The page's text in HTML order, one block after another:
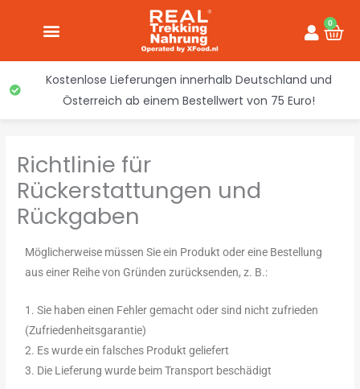
0
Kostenlose Lieferungen innerhalb Deutschland und
Österreich ab einem Bestellwert von 75 Euro!
Richtlinie für
Rückerstattungen und
Rückgaben
Möglicherweise müssen Sie ein Produkt oder eine Bestellung
aus einer Reihe von Gründen zurücksenden, z. B.:
1. Sie haben einen Fehler gemacht oder sind nicht zufrieden
(Zufriedenheitsgarantie)
2. Es wurde ein falsches Produkt geliefert
3. Die Lieferung wurde beim Transport beschädigt